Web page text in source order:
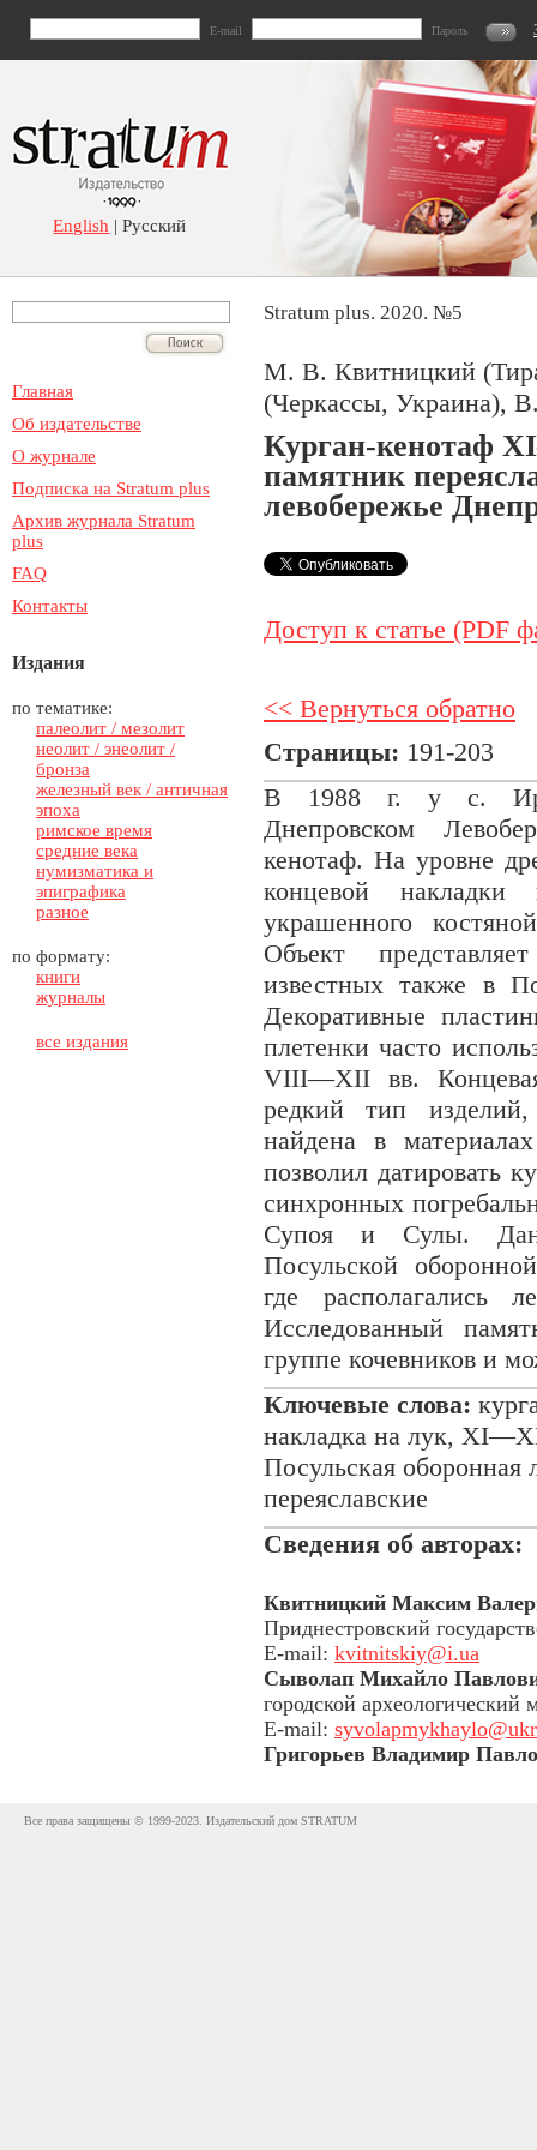
E-mail Пароль
English | Русский
Главная
Об издательстве
О журнале
Подписка на Stratum plus
Архив журнала Stratum
plus
FAQ
Контакты
Издания
по тематике:
палеолит / мезолит
неолит / энеолит /
бронза
железный век / античная
эпоха
римское время
средние века
нумизматика и
эпиграфика
разное
по формату:
книги
журналы
все издания
Stratum plus. 2020. №5
М. В. Квитницкий
(Черкассы, Украина),
Курган-кенотаф
памятник
левобережье
Доступ к статье (PDF
<< Вернуться обратно
Страницы: 191-203
В 1988 г. у с.
Днепровском
кенотаф. На уровне
концевой
украшенного
Объект
известных также в
Декоративные
плетенки часто
VIII—XII вв.
редкий тип изделий,
найдена в
позволил датировать
синхронных
Супоя и Сулы.
Посульской
где располагались
Исследованный
группе кочевников и
Ключевые слова:
накладка на лук,
Посульская оборонная
переяславские
Сведения об авторах:
Квитницкий Максим
Приднестровский
E-mail: kvitnitskiy@i.ua
Сыволап Михайло
городской археологический
E-mail:
Григорьев Владимир
Все права защищены © 1999-2023. Издательский дом STRATUM